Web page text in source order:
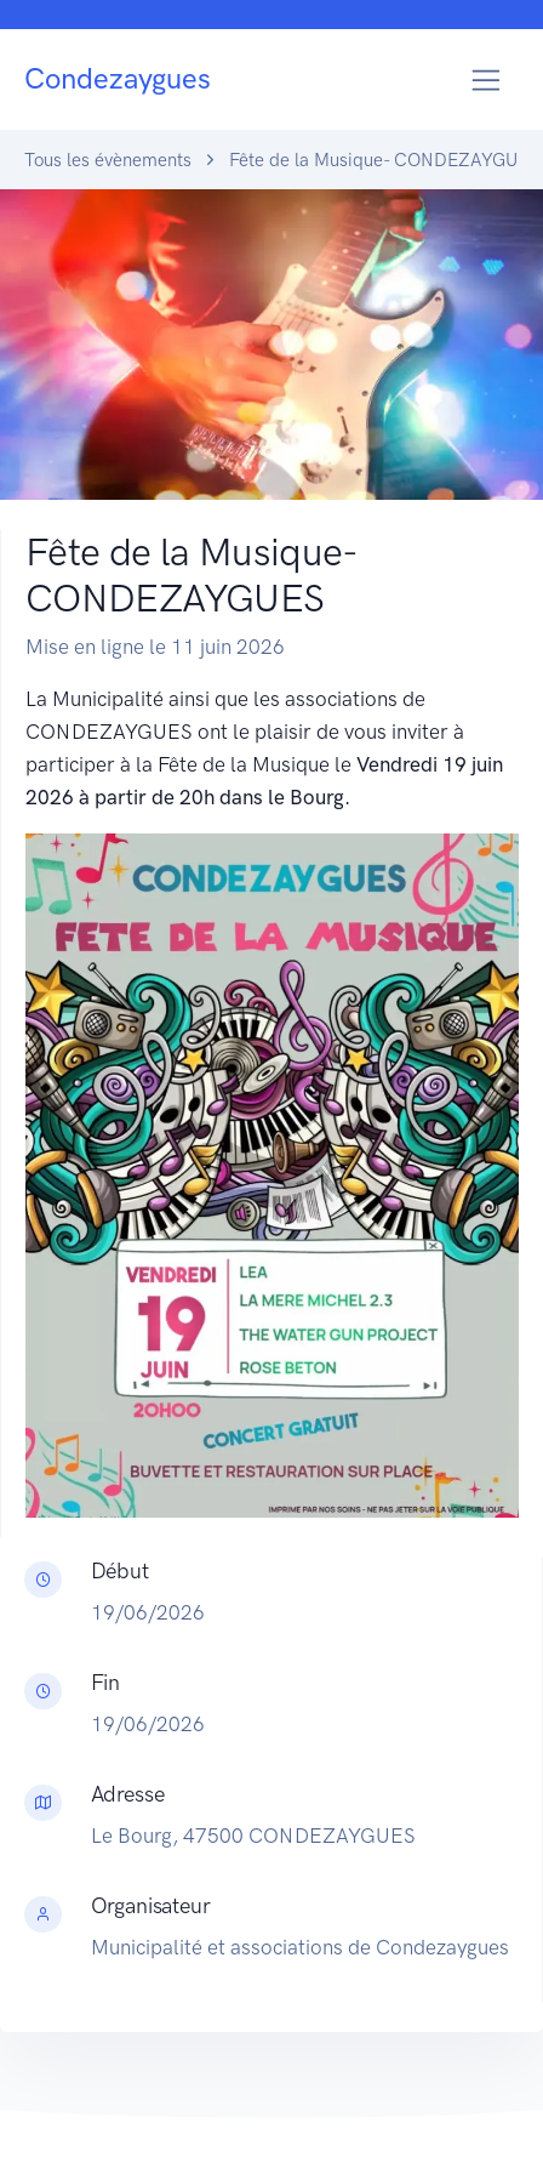
Condezaygues
Tous les évènements Fête de la Musique- CONDEZAYGUES
Début
19/06/2026
Fin
19/06/2026
Adresse
Le Bourg, 47500 CONDEZAYGUES
Organisateur
Municipalité et associations de Condezaygues
Fête de la Musique-
CONDEZAYGUES
Mise en ligne le 11 juin 2026
La Municipalité ainsi que les associations de
CONDEZAYGUES ont le plaisir de vous inviter à
participer à la Fête de la Musique le Vendredi 19 juin
2026 à partir de 20h dans le Bourg.